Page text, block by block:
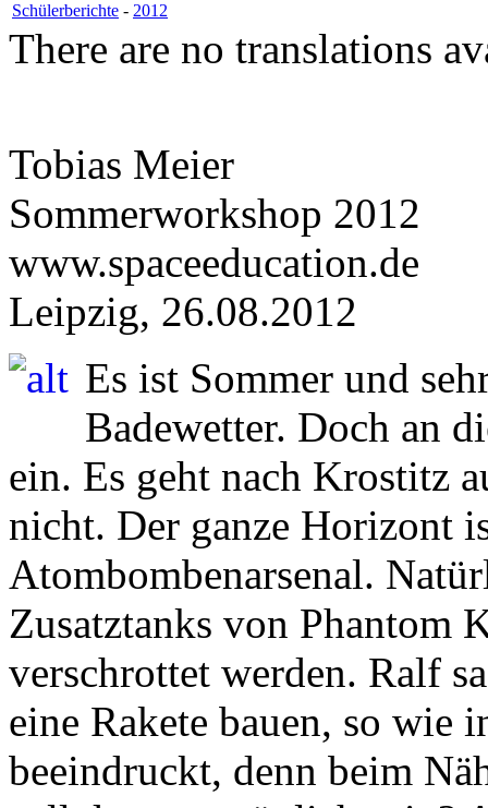
Schülerberichte - 2012
There are no translations
Tobias Meier
Sommerworkshop 2012
www.spaceeducation.de
Leipzig, 26.08.2012
Es ist Sommer und
Badewetter. Doch an
ein. Es geht nach Krostitz
nicht. Der ganze Horizont
Atombombenarsenal.
Zusatztanks von Phantom
verschrottet werden. Ralf
eine Rakete bauen, so wie
beeindruckt, denn beim